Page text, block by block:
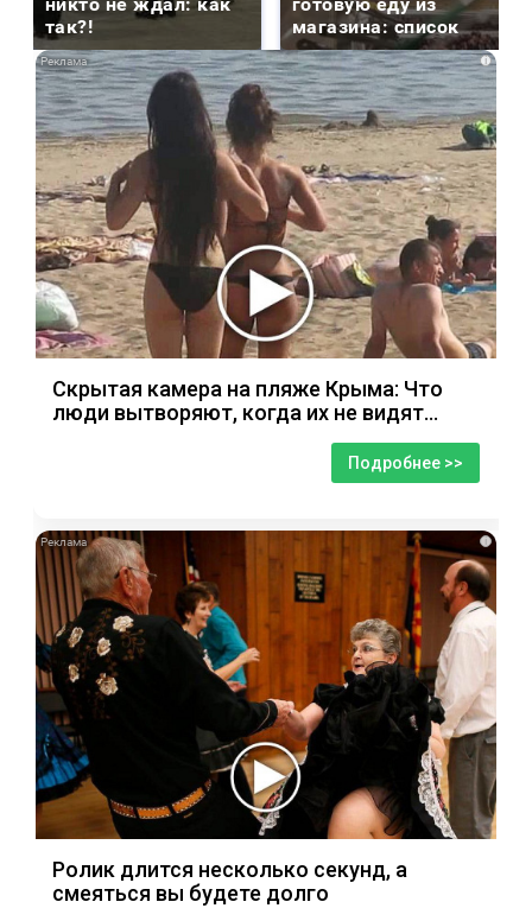
так?!
магазина: список
i
Скрытая камера на пляже Крыма: Что
люди вытворяют, когда их не видят...
Подробнее >>
i
Ролик длится несколько секунд, а
смеяться вы будете долго